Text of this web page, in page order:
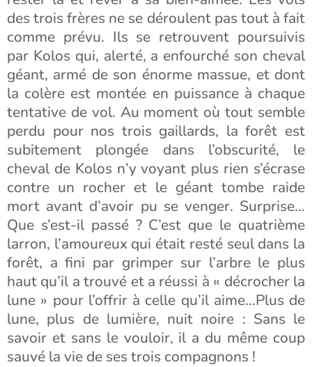
des trois frères ne se déroulent pas tout à fait
comme prévu. Ils se retrouvent poursuivis
par Kolos qui, alerté, a enfourché son cheval
géant, armé de son énorme massue, et dont
la colère est montée en puissance à chaque
tentative de vol. Au moment où tout semble
perdu pour nos trois gaillards, la forêt est
subitement plongée dans l’obscurité, le
cheval de Kolos n’y voyant plus rien s’écrase
contre un rocher et le géant tombe raide
mort avant d’avoir pu se venger. Surprise…
Que s’est-il passé ? C’est que le quatrième
larron, l’amoureux qui était resté seul dans la
forêt, a fini par grimper sur l’arbre le plus
haut qu’il a trouvé et a réussi à « décrocher la
lune » pour l’offrir à celle qu’il aime…Plus de
lune, plus de lumière, nuit noire : Sans le
savoir et sans le vouloir, il a du même coup
sauvé la vie de ses trois compagnons !